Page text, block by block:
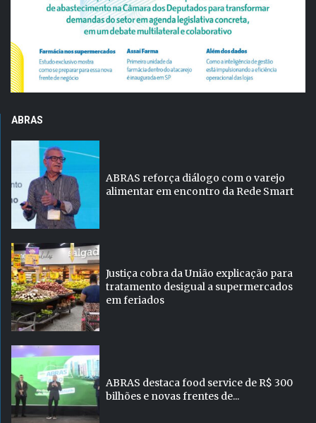
ABRAS
ABRAS reforça diálogo com o varejo
alimentar em encontro da Rede Smart
Justiça cobra da União explicação para
tratamento desigual a supermercados
em feriados
ABRAS destaca food service de R$ 300
bilhões e novas frentes de...